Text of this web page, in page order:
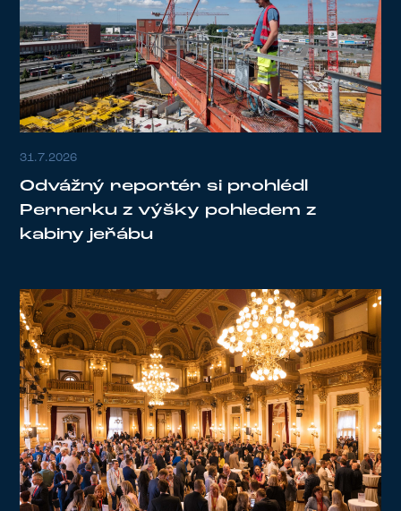
31.7.2026
Odvážný reportér si prohlédl
Pernerku z výšky pohledem z
kabiny jeřábu